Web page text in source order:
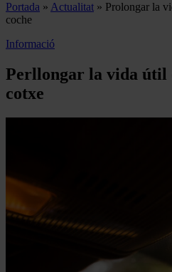
Portada » Actualitat » Prolongar la
coche
Informació
Perllongar la vida útil
cotxe